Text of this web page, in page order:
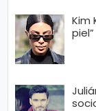
a
Kim
piel”